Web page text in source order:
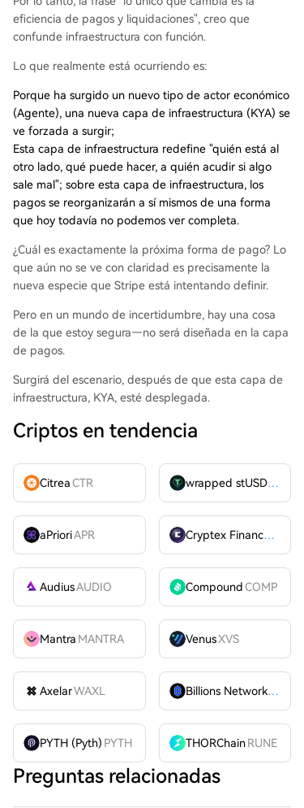
eficiencia de pagos y liquidaciones", creo que
confunde infraestructura con función.
Lo que realmente está ocurriendo es:
Porque ha surgido un nuevo tipo de actor económico
(Agente), una nueva capa de infraestructura (KYA) se
ve forzada a surgir;
Esta capa de infraestructura redefine "quién está al
otro lado, qué puede hacer, a quién acudir si algo
sale mal"; sobre esta capa de infraestructura, los
pagos se reorganizarán a sí mismos de una forma
que hoy todavía no podemos ver completa.
¿Cuál es exactamente la próxima forma de pago? Lo
que aún no se ve con claridad es precisamente la
nueva especie que Stripe está intentando definir.
Pero en un mundo de incertidumbre, hay una cosa
de la que estoy segura—no será diseñada en la capa
de pagos.
Surgirá del escenario, después de que esta capa de
infraestructura, KYA, esté desplegada.
Criptos en tendencia
CitreaCTR wrapped stUSDT
aPrioriAPR Cryptex FinanceCTX
AudiusAUDIO CompoundCOMP
Mantra MANTRA VenusXVS
AxelarWAXL Billions Network
BILL
PYTH (Pyth) PYTH THORChain RUNE
Preguntas relacionadas